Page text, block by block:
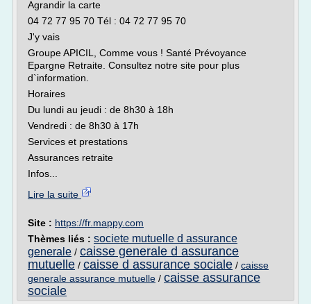
Agrandir la carte
04 72 77 95 70 Tél : 04 72 77 95 70
J'y vais
Groupe APICIL, Comme vous ! Santé Prévoyance
Epargne Retraite. Consultez notre site pour plus
d`information.
Horaires
Du lundi au jeudi : de 8h30 à 18h
Vendredi : de 8h30 à 17h
Services et prestations
Assurances retraite
Infos...
Lire la suite
Site : https://fr.mappy.com
Thèmes liés : societe mutuelle d assurance
generale / caisse generale d assurance
mutuelle / caisse d assurance sociale / caisse
generale assurance mutuelle / caisse assurance
sociale